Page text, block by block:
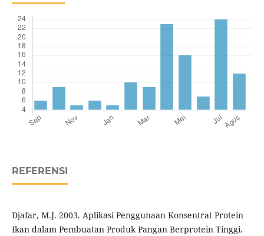
REFERENSI
Djafar, M.J. 2003. Aplikasi Penggunaan Konsentrat Protein
Ikan dalam Pembuatan Produk Pangan Berprotein Tinggi.